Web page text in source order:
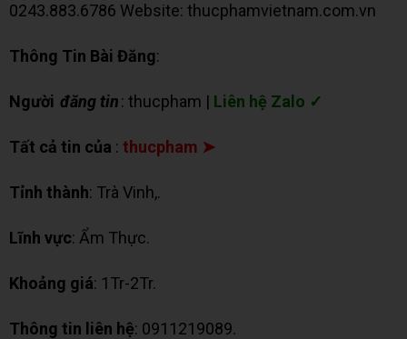
0243.883.6786 Website: thucphamvietnam.com.vn
Thông Tin Bài Đăng:
Người đăng tin: thucpham | Liên hệ Zalo ✓
Tất cả tin của : thucpham ➤
Tỉnh thành: Trà Vinh,.
Lĩnh vực: Ẩm Thực.
Khoảng giá: 1Tr-2Tr.
Thông tin liên hệ: 0911219089.